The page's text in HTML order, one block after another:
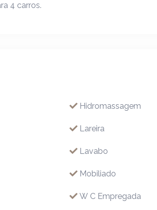
4 carros.
Hidromassagem
Lareira
Lavabo
Mobiliado
W C Empregada